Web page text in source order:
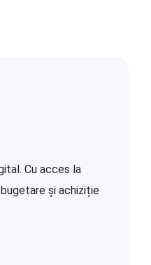
Cu acces la
și achiziție